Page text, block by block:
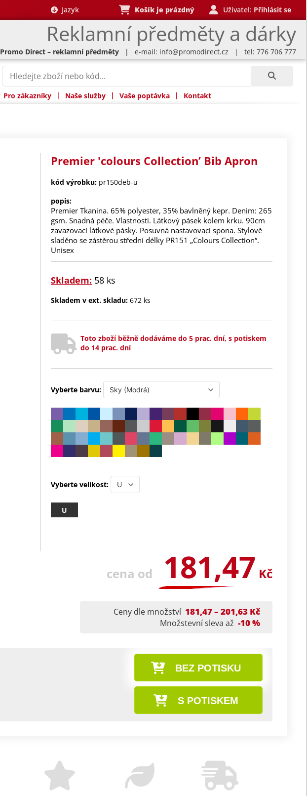
Reklamní předměty a dárky
Jazyk Košík je prázdný Uživatel: Přihlásit se
Promo Direct – reklamní předměty | e-mail: info@promodirect.cz | tel: 776 706 777
Pro zákazníky | Naše služby | Vaše poptávka | Kontakt
Premier 'colours Collection’ Bib Apron
kód výrobku: pr150deb-u
popis:
Premier Tkanina. 65% polyester, 35% bavlněný kepr. Denim: 265
gsm. Snadná péče. Vlastnosti. Látkový pásek kolem krku. 90cm
zavazovací látkové pásky. Posuvná nastavovací spona. Stylově
sladěno se zástěrou střední délky PR151 „Colours Collection“.
Unisex
Skladem: 58 ks
Skladem v ext. skladu: 672 ks
Toto zboží běžně dodáváme do 5 prac. dní, s potiskem
do 14 prac. dní
Vyberte barvu:
Vyberte velikost:
U
cena od 181,47 Kč
Ceny dle množství 181,47 – 201,63 Kč
Množstevní sleva až -10 %
BEZ POTISKU
S POTISKEM